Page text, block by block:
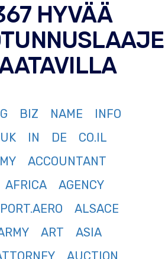
HYVÄÄ
BIZ NAME
INFO
IN DE
CO.IL
ACCOUNTANT
AFRICA
AGENCY
ALSACE
ART
ASIA
AUCTION